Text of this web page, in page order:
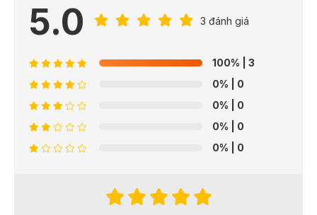
5.0 3 đánh giá
100% | 3
0% | 0
0% | 0
0% | 0
0% | 0